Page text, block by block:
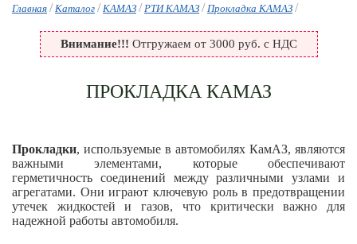
Главная / Каталог / КАМАЗ / РТИ КАМАЗ / Прокладка КАМАЗ /
Внимание!!! Отгружаем от 3000 руб. с НДС
ПРОКЛАДКА КАМАЗ
Прокладки, используемые в автомобилях КамАЗ, являются
важными элементами, которые обеспечивают
герметичность соединений между различными узлами и
агрегатами. Они играют ключевую роль в предотвращении
утечек жидкостей и газов, что критически важно для
надежной работы автомобиля.